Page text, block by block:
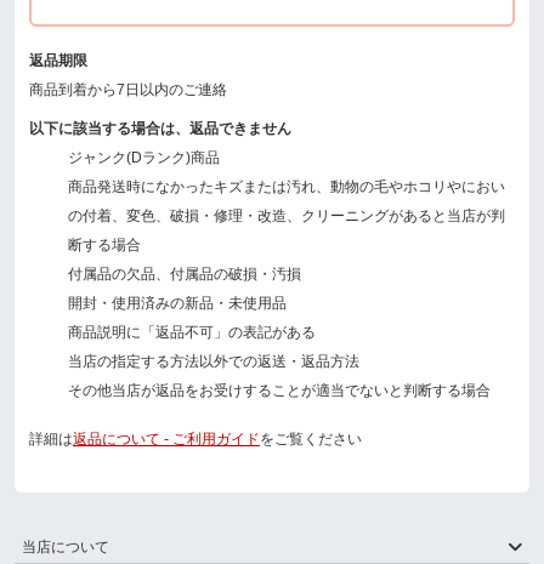
返品期限
商品到着から7日以内のご連絡
以下に該当する場合は、返品できません
ジャンク(Dランク)商品
商品発送時になかったキズまたは汚れ、動物の毛やホコリやにおい
の付着、変色、破損・修理・改造、クリーニングがあると当店が判
断する場合
付属品の欠品、付属品の破損・汚損
開封・使用済みの新品・未使用品
商品説明に「返品不可」の表記がある
当店の指定する方法以外での返送・返品方法
その他当店が返品をお受けすることが適当でないと判断する場合
詳細は返品について - ご利用ガイドをご覧ください
当店について